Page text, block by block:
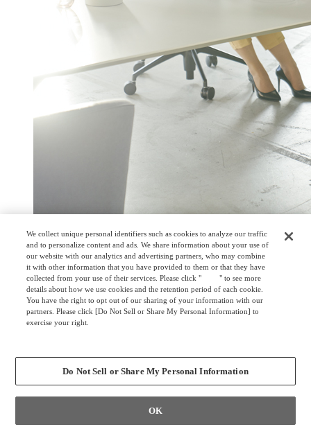
電源を減らす。
常設の電源の設置を減らすことができます。
床・電源工事の必要がなくなり工事のコストを削減。
床からの配線もなくなり、見た目も美しいオフィス環境を整
備できます。
We collect unique personal identifiers such as cookies to analyze our traffic
and to personalize content and ads. We share information about your use of
our website with our analytics and advertising partners, who may combine
it with other information that you have provided to them or that they have
collected from your use of their services. Please click "
here" to see more
details about how we use cookies and the retention period of each cookie.
You have the right to opt out of our sharing of your information with our
partners. Please click [Do Not Sell or Share My Personal Information] to
exercise your right.
Do Not Sell or Share My Personal Information
OK